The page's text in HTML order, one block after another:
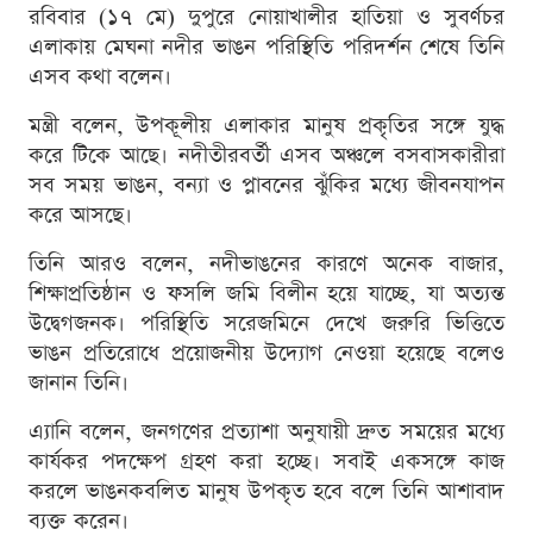
রবিবার (১৭ মে) দুপুরে নোয়াখালীর হাতিয়া ও সুবর্ণচর
এলাকায় মেঘনা নদীর ভাঙন পরিস্থিতি পরিদর্শন শেষে তিনি
এসব কথা বলেন।
মন্ত্রী বলেন, উপকূলীয় এলাকার মানুষ প্রকৃতির সঙ্গে যুদ্ধ
করে টিকে আছে। নদীতীরবর্তী এসব অঞ্চলে বসবাসকারীরা
সব সময় ভাঙন, বন্যা ও প্লাবনের ঝুঁকির মধ্যে জীবনযাপন
করে আসছে।
তিনি আরও বলেন, নদীভাঙনের কারণে অনেক বাজার,
শিক্ষাপ্রতিষ্ঠান ও ফসলি জমি বিলীন হয়ে যাচ্ছে, যা অত্যন্ত
উদ্বেগজনক। পরিস্থিতি সরেজমিনে দেখে জরুরি ভিত্তিতে
ভাঙন প্রতিরোধে প্রয়োজনীয় উদ্যোগ নেওয়া হয়েছে বলেও
জানান তিনি।
এ্যানি বলেন, জনগণের প্রত্যাশা অনুযায়ী দ্রুত সময়ের মধ্যে
কার্যকর পদক্ষেপ গ্রহণ করা হচ্ছে। সবাই একসঙ্গে কাজ
করলে ভাঙনকবলিত মানুষ উপকৃত হবে বলে তিনি আশাবাদ
ব্যক্ত করেন।